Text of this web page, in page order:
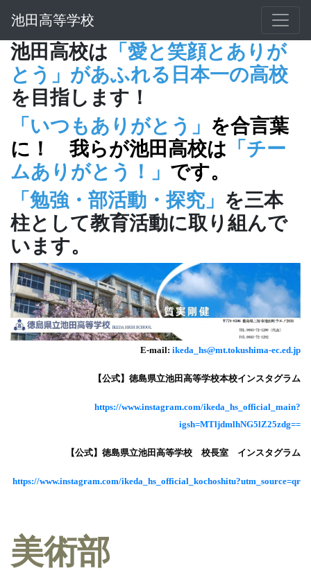
池田高等学校
池田高校は 「愛と笑顔とありが
とう」があふれる日本一の高校
を目指します！
「いつもありがとう」 を合言葉
に！ 我らが池田高校は 「チー
ムありがとう！」 です。
「勉強・部活動・探究」 を三本
柱として教育活動に取り組んで
います。
E-mail: ikeda_hs@mt.tokushima-ec.ed.jp
【公式】徳島県立池田高等学校本校インスタグラム
https://www.instagram.com/ikeda_hs_official_main?
igsh=MTljdmlhNG5lZ25zdg==
【公式】徳島県立池田高等学校 校長室 インスタグラム
https://www.instagram.com/ikeda_hs_official_kochoshitu?utm_source=qr
美術部